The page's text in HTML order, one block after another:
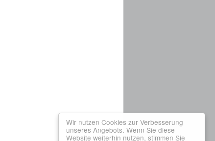
Wir nutzen Cookies zur Verbesserung
unseres Angebots. Wenn Sie diese
Website weiterhin nutzen, stimmen Sie